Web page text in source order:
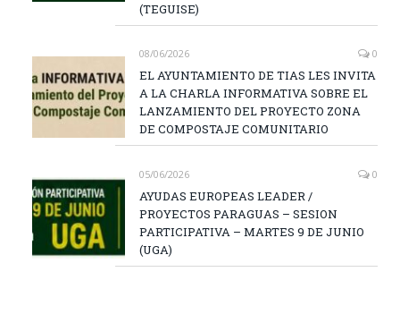
(TEGUISE)
08/06/2026 0
EL AYUNTAMIENTO DE TIAS LES INVITA
A LA CHARLA INFORMATIVA SOBRE EL
LANZAMIENTO DEL PROYECTO ZONA
DE COMPOSTAJE COMUNITARIO
05/06/2026 0
AYUDAS EUROPEAS LEADER /
PROYECTOS PARAGUAS – SESION
PARTICIPATIVA – MARTES 9 DE JUNIO
(UGA)